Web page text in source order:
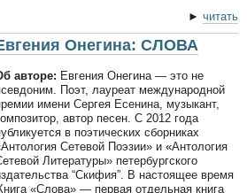
► читать
Онегина: СЛОВА
авторе: Евгения Онегина — это не
Поэт, лауреат международной
имени Сергея Есенина, музыкант,
автор песен. С 2012 года
в поэтических сборниках
Сетевой Поэзии» и «Антология
Литературы» петербургского
“Скифия”. В настоящее время
«Слова» — первая отдельная книга